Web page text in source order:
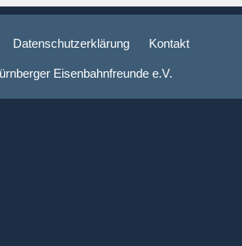
Datenschutzerklärung Kontakt
Eisenbahnfreunde e.V.